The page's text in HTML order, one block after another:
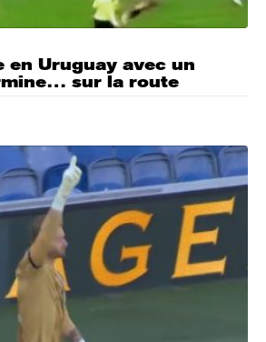
en Uruguay avec un
sur la route